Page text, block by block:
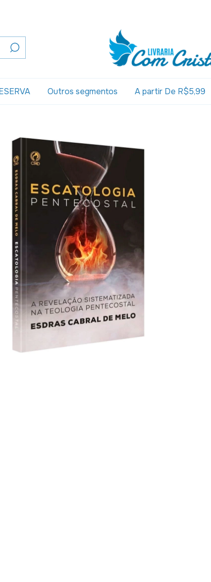
Outros segmentos A partir De R$5,99